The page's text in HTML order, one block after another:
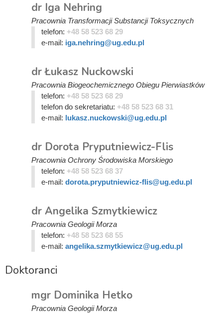
dr Iga Nehring
Pracownia Transformacji Substancji Toksycznych
telefon: +48 58 523 68 29
e-mail: iga.nehring@ug.edu.pl
dr Łukasz Nuckowski
Pracownia Biogeochemicznego Obiegu Pierwiastków
telefon: +48 58 523 68 29
telefon do sekretariatu: +48 58 523 68 31
e-mail: lukasz.nuckowski@ug.edu.pl
dr Dorota Pryputniewicz-Flis
Pracownia Ochrony Środowiska Morskiego
telefon: +48 58 523 68 37
e-mail: dorota.pryputniewicz-flis@ug.edu.pl
dr Angelika Szmytkiewicz
Pracownia Geologii Morza
telefon: +48 58 523 68 55
e-mail: angelika.szmytkiewicz@ug.edu.pl
Doktoranci
mgr Dominika Hetko
Pracownia Geologii Morza